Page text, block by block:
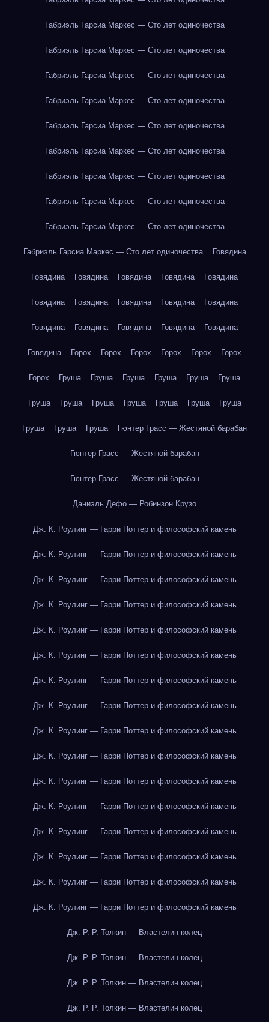
Габриэль Гарсиа Маркес — Сто лет одиночества
Габриэль Гарсиа Маркес — Сто лет одиночества
Габриэль Гарсиа Маркес — Сто лет одиночества
Габриэль Гарсиа Маркес — Сто лет одиночества
Габриэль Гарсиа Маркес — Сто лет одиночества
Габриэль Гарсиа Маркес — Сто лет одиночества
Габриэль Гарсиа Маркес — Сто лет одиночества
Габриэль Гарсиа Маркес — Сто лет одиночества
Габриэль Гарсиа Маркес — Сто лет одиночества
Габриэль Гарсиа Маркес — Сто лет одиночества Говядина
Говядина Говядина Говядина Говядина Говядина
Говядина Говядина Говядина Говядина Говядина
Говядина Говядина Говядина Говядина Говядина
Говядина Горох Горох Горох Горох Горох Горох
Горох Груша Груша Груша Груша Груша Груша
Груша Груша Груша Груша Груша Груша Груша
Груша Груша Груша Гюнтер Грасс — Жестяной барабан
Гюнтер Грасс — Жестяной барабан
Гюнтер Грасс — Жестяной барабан
Даниэль Дефо — Робинзон Крузо
Дж. К. Роулинг — Гарри Поттер и философский камень
Дж. К. Роулинг — Гарри Поттер и философский камень
Дж. К. Роулинг — Гарри Поттер и философский камень
Дж. К. Роулинг — Гарри Поттер и философский камень
Дж. К. Роулинг — Гарри Поттер и философский камень
Дж. К. Роулинг — Гарри Поттер и философский камень
Дж. К. Роулинг — Гарри Поттер и философский камень
Дж. К. Роулинг — Гарри Поттер и философский камень
Дж. К. Роулинг — Гарри Поттер и философский камень
Дж. К. Роулинг — Гарри Поттер и философский камень
Дж. К. Роулинг — Гарри Поттер и философский камень
Дж. К. Роулинг — Гарри Поттер и философский камень
Дж. К. Роулинг — Гарри Поттер и философский камень
Дж. К. Роулинг — Гарри Поттер и философский камень
Дж. К. Роулинг — Гарри Поттер и философский камень
Дж. К. Роулинг — Гарри Поттер и философский камень
Дж. Р. Р. Толкин — Властелин колец
Дж. Р. Р. Толкин — Властелин колец
Дж. Р. Р. Толкин — Властелин колец
Дж. Р. Р. Толкин — Властелин колец